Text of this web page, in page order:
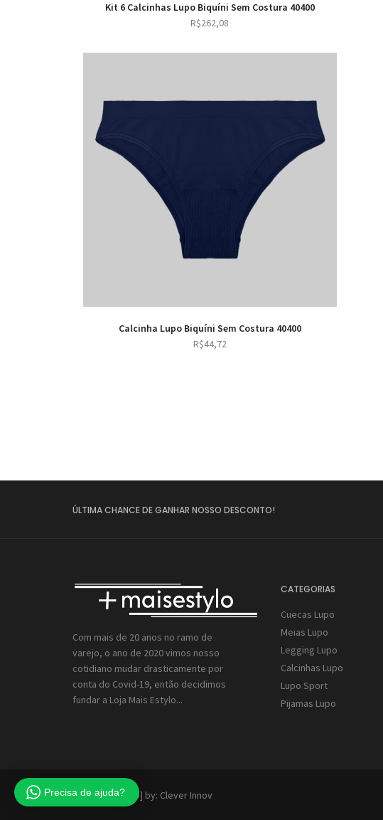
Kit 6 Calcinhas Lupo Biquíni Sem Costura 40400
R$262,08
Calcinha Lupo Biquíni Sem Costura 40400
R$44,72
ÚLTIMA CHANCE DE GANHAR NOSSO DESCONTO!
Com mais de 20 anos no ramo de
varejo, o ano de 2020 vimos nosso
cotidiano mudar drasticamente por
conta do Covid-19, então decidimos
fundar a Loja Mais Estylo...
CATEGORIAS
Cuecas Lupo
Meias Lupo
Legging Lupo
Calcinhas Lupo
Lupo Sport
Pijamas Lupo
© [MAIS ESTYLO] by: Clever Innov
Precisa de ajuda?